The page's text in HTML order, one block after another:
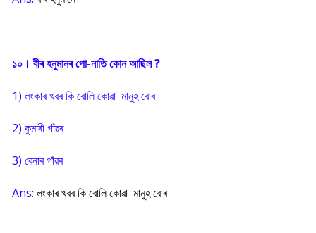
১০। বীৰ হনুমানৰ পো-নাতি কোন আছিল ?
1) লংকাৰ খবৰ কি বোলি কোৱা মানুহ বোৰ
2) কুমাৰী গাঁৱৰ
3) বেনাৰ গাঁৱৰ
Ans: লংকাৰ খবৰ কি বোলি কোৱা মানুহ বোৰ